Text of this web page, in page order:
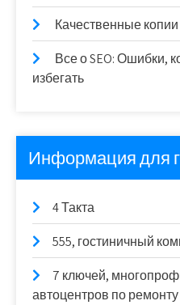
Качественные
Все о SEO: Ошибки,
избегать
Информация для
4 Такта
555, гостиничный
7 ключей,
автоцентров по